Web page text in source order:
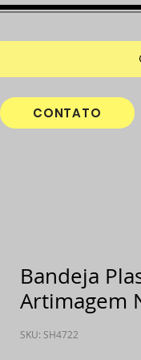
CONTATO
Bandeja
Artimagem
SKU: SH4722